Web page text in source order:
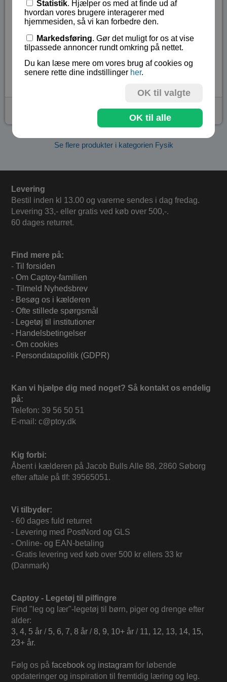
Bølgependul med 15 hængende kugler
Træplanke til at fordele kraften ved
igangsættelse
8 - 99 år.
Lagerstatus:Ikke på lager
Vare nr.:BA-2624
Se flere produkter i kategorien Fysik
Levering
Bestil inden kl 13.00 og varerne sendes i dag fredag.
Levering 33,- eller gratis ved køb over 500,-.
60 dages returret.
Find mere på:
- Til forsiden
- Om Captoy-familien
- Tilmeld Nyhedsbrev
- Besøg os i kælderen
- Ofte stillede spørgsmål
- Legetøj til institutioner
- Handelsbetingelser
- Om cookies
- Persondatapolitik (GDPR)
Kan vi hjælpe dig med noget? Så kontakt os endelig
på:
Telefon: 39 56 50 51
E-mail: c@ptoy.dk
Kig forbi:
Åbent i kælderen på Jacob Bulls Alle 88, 2860 Søborg
efter aftale på tlf: 39565051.
Vi tilbyder:
- 60 dages fuld returret
- Levering med PostNord og GLS
- Online- og EAN-betaling
- Gratis levering ved køb over 500 kr ellers 33 kr
(Danmark)
Captoy - Legetøj til pilfingre
Find "leg og lær"-legetøj til børn, piger og drenge efter
alder:
3, 4, 5 år / 5, 6, 7, 8 år /8, 9, 10+ år / 11, 12, 13, 14, 15,
23+ år.
Følg os på facebook og instagram for løbende
opdateringer og inspiration til fremtidig læring og leg.
Statistik. Hjælper os med at finde ud af
hvordan vores brugere interagerer med
hjemmesiden, så vi kan forbedre den.
Markedsføring. Gør det muligt for os at vise
tilpassede annoncer rundt omkring på nettet.
Du kan læse mere om vores brug af cookies og
senere rette dine indstillinger her.
OK til valgte
OK til alle